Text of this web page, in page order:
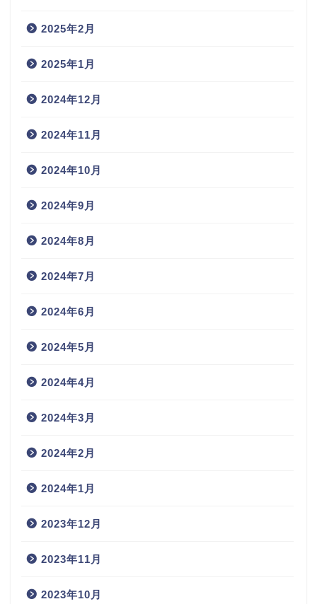
2025年2月
2025年1月
2024年12月
2024年11月
2024年10月
2024年9月
2024年8月
2024年7月
2024年6月
2024年5月
2024年4月
2024年3月
2024年2月
2024年1月
2023年12月
2023年11月
2023年10月